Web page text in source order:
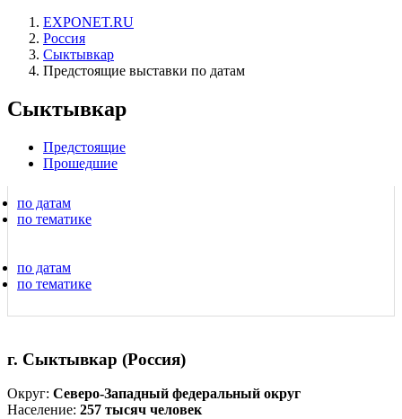
EXPONET.RU
Россия
Сыктывкар
Предстоящие выставки по датам
Сыктывкар
Предстоящие
Прошедшие
по датам
по тематике
по датам
по тематике
г. Сыктывкар (Россия)
Округ: Северо-Западный федеральный округ
Население: 257 тысяч человек